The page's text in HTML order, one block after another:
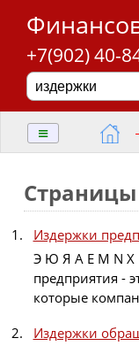
+7(902) 40-
≡
Издержки
Э Ю Я A E M N X
предприятия -
которые
Издержки